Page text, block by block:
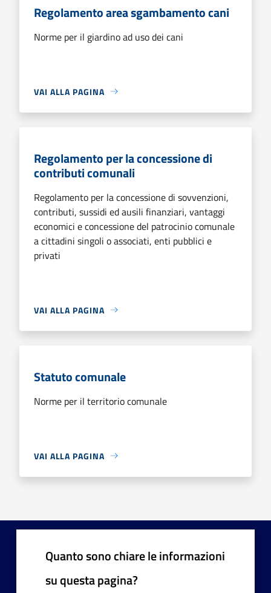
Regolamento area sgambamento cani
Norme per il giardino ad uso dei cani
VAI ALLA PAGINA
Regolamento per la concessione di
contributi comunali
Regolamento per la concessione di sovvenzioni,
contributi, sussidi ed ausili finanziari, vantaggi
economici e concessione del patrocinio comunale
a cittadini singoli o associati, enti pubblici e
privati
VAI ALLA PAGINA
Statuto comunale
Norme per il territorio comunale
VAI ALLA PAGINA
Quanto sono chiare le informazioni
su questa pagina?